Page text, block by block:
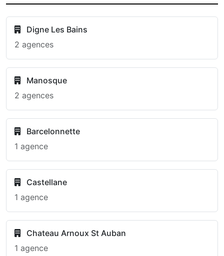
Digne Les Bains
2 agences
Manosque
2 agences
Barcelonnette
1 agence
Castellane
1 agence
Chateau Arnoux St Auban
1 agence